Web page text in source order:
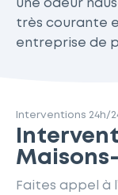
une odeur
très courante
entreprise de
Interventions 24h/
Faites appel à